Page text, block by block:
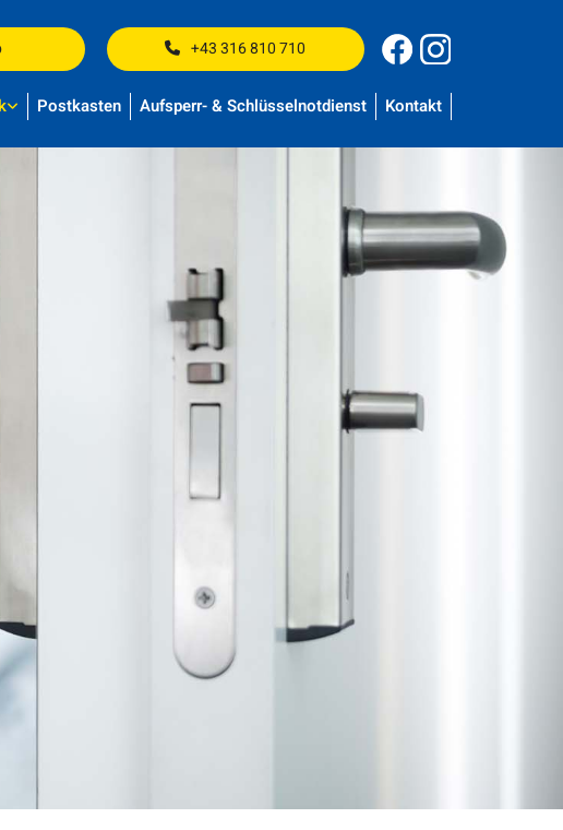
+43 316 810 710
Postkasten Aufsperr- & Schlüsselnotdienst Kontakt